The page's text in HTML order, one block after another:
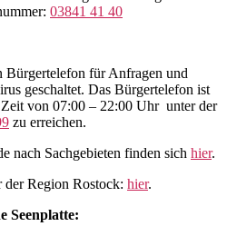
03841 41 40
Bürgertelefon für Anfragen und
geschaltet. Das Bürgertelefon ist
von 07:00 – 22:00 Uhr unter der
zu erreichen.
nach Sachgebieten finden sich hier.
Region Rostock: hier.
Seenplatte: